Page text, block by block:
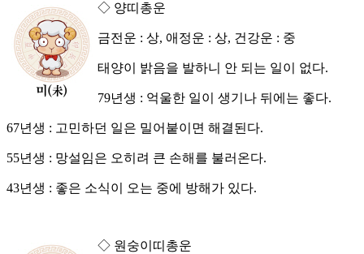
◇ 양띠총운
금전운 : 상, 애정운 : 상, 건강운 : 중
태양이 밝음을 발하니 안 되는 일이 없다.
79년생 : 억울한 일이 생기나 뒤에는 좋다.
67년생 : 고민하던 일은 밀어붙이면 해결된다.
55년생 : 망설임은 오히려 큰 손해를 불러온다.
43년생 : 좋은 소식이 오는 중에 방해가 있다.
◇ 원숭이띠총운